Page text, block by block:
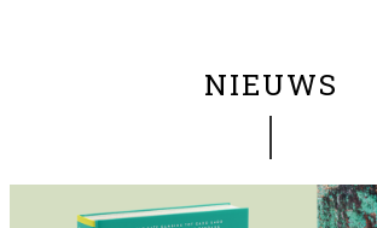
NIEUWS